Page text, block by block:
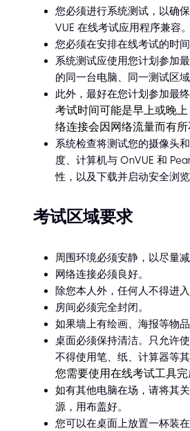
您必须进行系统测试，以确
VUE 在线考试应用程序兼容。
您必须在安排在线考试的时间
系统测试应使用您计划参加
的同一台电脑、同一测试区
此外，最好在您计划参加最
考试时间可能是早上或晚
络连接会因网络流量而有所
系统检查将测试您的摄像头
度、计算机与 OnVUE 和
性，以及下载并启动安全浏览
考试区域要求
周围环境必须安静，以尽量减
网络连接必须良好。
除您本人外，任何人不得进入
房间必须完全封闭。
如果墙上有绘画、海报等物品
桌面必须保持清洁。只允许
不得使用笔、纸、计算器等其
您需要使用在线考试工具完
如有其他电脑在场，请将其
源，用布盖好。
您可以在桌面上放置一杯装